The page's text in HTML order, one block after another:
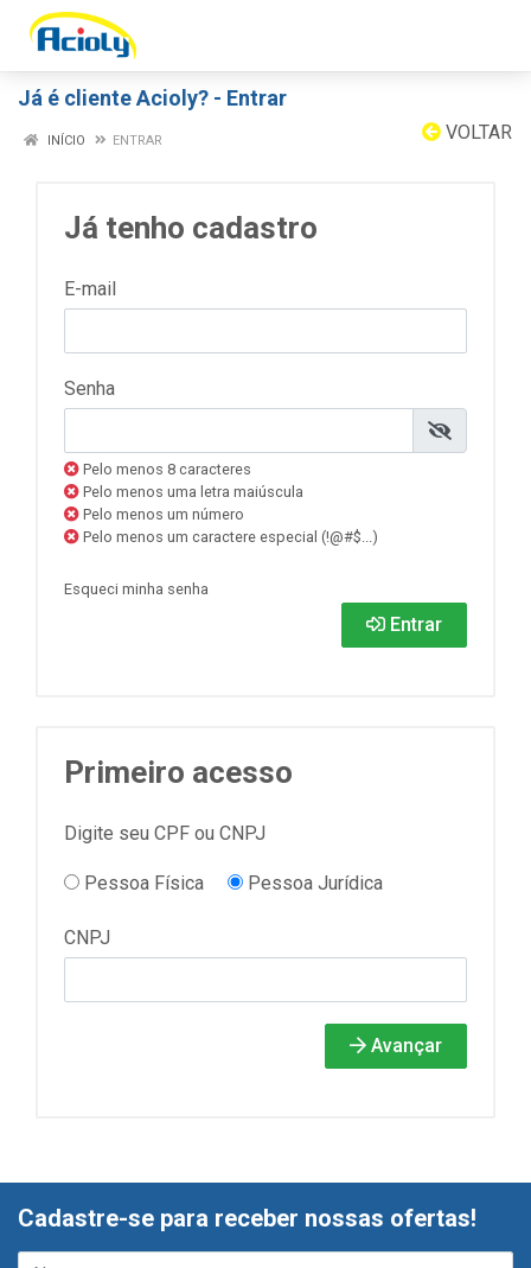
Já é cliente Acioly? - Entrar
VOLTAR
INÍCIO ENTRAR
Já tenho cadastro
E-mail
Senha
Pelo menos 8 caracteres
Pelo menos uma letra maiúscula
Pelo menos um número
Pelo menos um caractere especial (!@#$...)
Esqueci minha senha
Entrar
Primeiro acesso
Digite seu CPF ou CNPJ
Pessoa Física Pessoa Jurídica
CNPJ
Avançar
Cadastre-se para receber nossas ofertas!